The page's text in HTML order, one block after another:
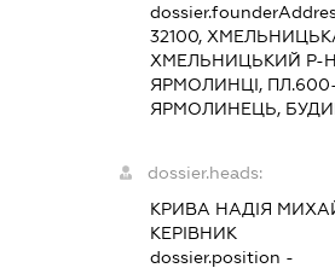
32100,
ХМЕЛЬНИЦЬКИЙ Р-
ЯРМОЛИНЦІ,
ЯРМОЛИНЕЦЬ,
dossier.heads:
КРИВА НАДІЯ
КЕРІВНИК
dossier.position -